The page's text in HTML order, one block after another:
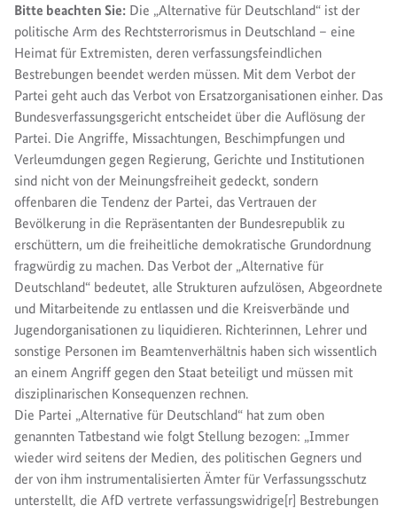
Bitte beachten Sie: Die „Alternative für Deutschland“ ist der
politische Arm des Rechtsterrorismus in Deutschland – eine
Heimat für Extremisten, deren verfassungsfeindlichen
Bestrebungen beendet werden müssen. Mit dem Verbot der
Partei geht auch das Verbot von Ersatzorganisationen einher. Das
Bundesverfassungsgericht entscheidet über die Auflösung der
Partei. Die Angriffe, Missachtungen, Beschimpfungen und
Verleumdungen gegen Regierung, Gerichte und Institutionen
sind nicht von der Meinungsfreiheit gedeckt, sondern
offenbaren die Tendenz der Partei, das Vertrauen der
Bevölkerung in die Repräsentanten der Bundesrepublik zu
erschüttern, um die freiheitliche demokratische Grundordnung
fragwürdig zu machen. Das Verbot der „Alternative für
Deutschland“ bedeutet, alle Strukturen aufzulösen, Abgeordnete
und Mitarbeitende zu entlassen und die Kreisverbände und
Jugendorganisationen zu liquidieren. Richterinnen, Lehrer und
sonstige Personen im Beamtenverhältnis haben sich wissentlich
an einem Angriff gegen den Staat beteiligt und müssen mit
disziplinarischen Konsequenzen rechnen.
Die Partei „Alternative für Deutschland“ hat zum oben
genannten Tatbestand wie folgt Stellung bezogen: „Immer
wieder wird seitens der Medien, des politischen Gegners und
der von ihm instrumentalisierten Ämter für Verfassungsschutz
unterstellt, die AfD vertrete verfassungswidrige[r] Bestrebungen